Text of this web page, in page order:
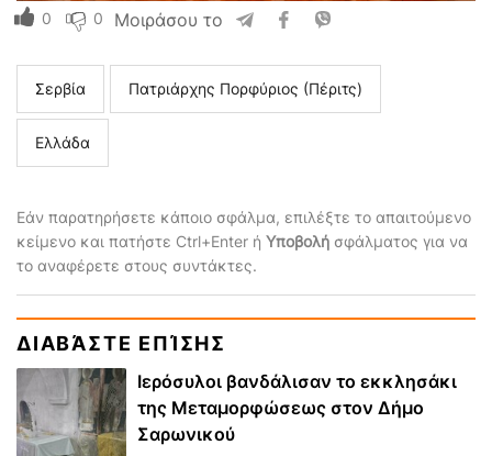
0 0 Μοιράσου το
Σερβία Πατριάρχης Πορφύριος (Πέριτς)
Ελλάδα
Εάν παρατηρήσετε κάποιο σφάλμα, επιλέξτε το απαιτούμενο
κείμενο και πατήστε Ctrl+Enter ή Υποβολή σφάλματος για να
το αναφέρετε στους συντάκτες.
ΔΙΑΒΆΣΤΕ ΕΠΊΣΗΣ
Ιερόσυλοι βανδάλισαν το εκκλησάκι
της Μεταμορφώσεως στον Δήμο
Σαρωνικού